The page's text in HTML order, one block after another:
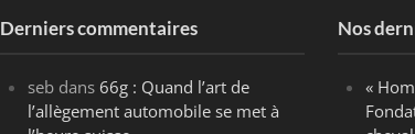
Derniers commentaires
seb dans66g : Quand l’art de
l’allègement automobile se met à
Nos
«